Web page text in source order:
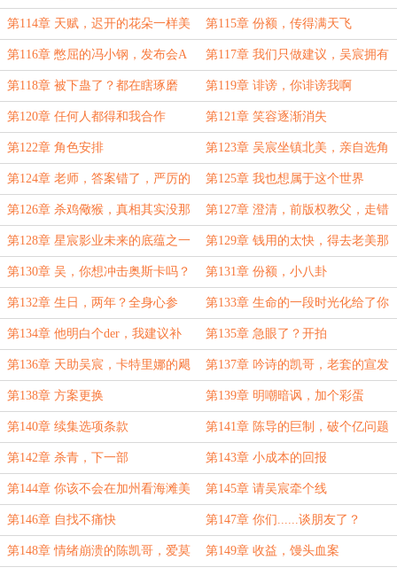
第114章 天赋，迟开的花朵一样美
丽
第115章 份额，传得满天飞
第116章 憋屈的冯小钢，发布会A
级制作
第117章 我们只做建议，吴宸拥有
决定权
第118章 被下蛊了？都在瞎琢磨 第119章 诽谤，你诽谤我啊
第120章 任何人都得和我合作 第121章 笑容逐渐消失
第122章 角色安排 第123章 吴宸坐镇北美，亲自选角
第124章 老师，答案错了，严厉的
张继青
第125章 我也想属于这个世界
第126章 杀鸡儆猴，真相其实没那
么多人在乎
第127章 澄清，前版权教父，走错
路的网尚文化
第128章 星宸影业未来的底蕴之一 第129章 钱用的太快，得去老美那
提点款
第130章 吴，你想冲击奥斯卡吗？ 第131章 份额，小八卦
第132章 生日，两年？全身心参
与？
第133章 生命的一段时光化给了你
第134章 他明白个der，我建议补
上‘刻舟求剑’
第135章 急眼了？开拍
第136章 天助吴宸，卡特里娜的飓
风
第137章 吟诗的凯哥，老套的宣发
方案
第138章 方案更换 第139章 明嘲暗讽，加个彩蛋
第140章 续集选项条款 第141章 陈导的巨制，破个亿问题
不大
第142章 杀青，下一部 第143章 小成本的回报
第144章 你该不会在加州看海滩美
女吧
第145章 请吴宸牵个线
第146章 自找不痛快 第147章 你们......谈朋友了？
第148章 情绪崩溃的陈凯哥，爱莫 第149章 收益，馒头血案